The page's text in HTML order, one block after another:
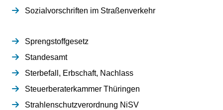
Sozialvorschriften im Straßenverkehr
Sprengstoffgesetz
Standesamt
Sterbefall, Erbschaft, Nachlass
Steuerberaterkammer Thüringen
Strahlenschutzverordnung NiSV